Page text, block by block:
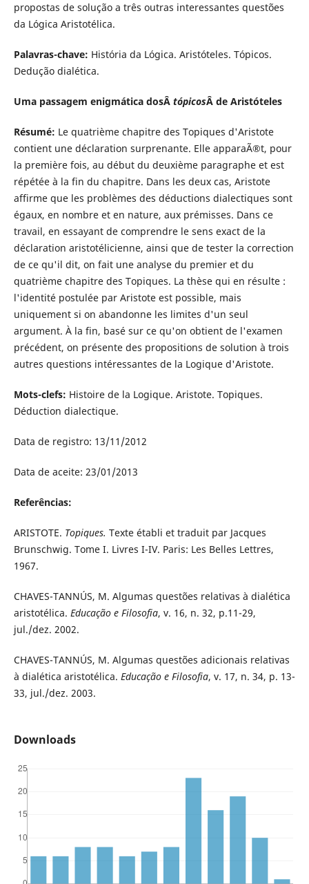
propostas de solução a três outras interessantes questões
da Lógica Aristotélica.
Palavras-chave: História da Lógica. Aristóteles. Tópicos.
Dedução dialética.
Uma passagem enigmática dosÂ tópicosÂ de Aristóteles
Résumé: Le quatrième chapitre des Topiques d'Aristote
contient une déclaration surprenante. Elle apparaÃ®t, pour
la première fois, au début du deuxième paragraphe et est
répétée à la fin du chapitre. Dans les deux cas, Aristote
affirme que les problèmes des déductions dialectiques sont
égaux, en nombre et en nature, aux prémisses. Dans ce
travail, en essayant de comprendre le sens exact de la
déclaration aristotélicienne, ainsi que de tester la correction
de ce qu'il dit, on fait une analyse du premier et du
quatrième chapitre des Topiques. La thèse qui en résulte :
l'identité postulée par Aristote est possible, mais
uniquement si on abandonne les limites d'un seul
argument. À la fin, basé sur ce qu'on obtient de l'examen
précédent, on présente des propositions de solution à trois
autres questions intéressantes de la Logique d'Aristote.
Mots-clefs: Histoire de la Logique. Aristote. Topiques.
Déduction dialectique.
Data de registro: 13/11/2012
Data de aceite: 23/01/2013
Referências:
ARISTOTE. Topiques. Texte établi et traduit par Jacques
Brunschwig. Tome I. Livres I-IV. Paris: Les Belles Lettres,
1967.
CHAVES-TANNÚS, M. Algumas questões relativas à dialética
aristotélica. Educação e Filosofia, v. 16, n. 32, p.11-29,
jul./dez. 2002.
CHAVES-TANNÚS, M. Algumas questões adicionais relativas
à dialética aristotélica. Educação e Filosofia, v. 17, n. 34, p. 13-
33, jul./dez. 2003.
Downloads